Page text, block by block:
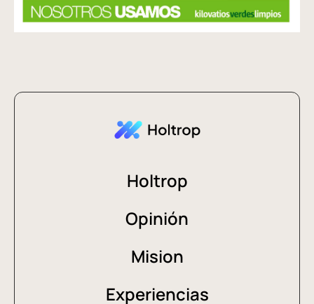
Holtrop
Opinión
Mision
Experiencias